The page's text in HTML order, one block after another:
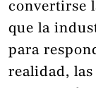
convertirse
que la
para
realidad, las